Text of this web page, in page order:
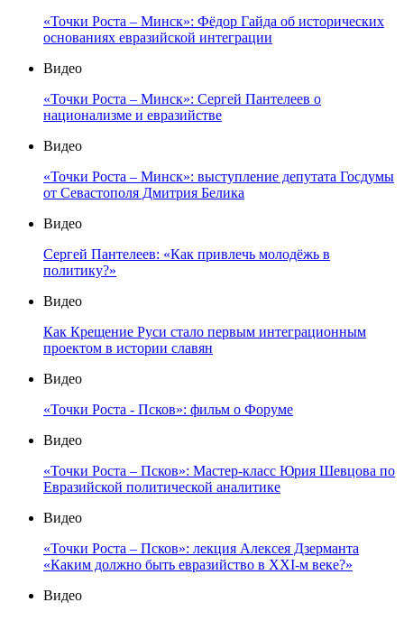
«Точки Роста – Минск»: Фёдор Гайда об исторических
основаниях евразийской интеграции
Видео
«Точки Роста – Минск»: Сергей Пантелеев о
национализме и евразийстве
Видео
«Точки Роста – Минск»: выступление депутата Госдумы
от Севастополя Дмитрия Белика
Видео
Сергей Пантелеев: «Как привлечь молодёжь в
политику?»
Видео
Как Крещение Руси стало первым интеграционным
проектом в истории славян
Видео
«Точки Роста - Псков»: фильм о Форуме
Видео
«Точки Роста – Псков»: Мастер-класс Юрия Шевцова по
Евразийской политической аналитике
Видео
«Точки Роста – Псков»: лекция Алексея Дзерманта
«Каким должно быть евразийство в XXI-м веке?»
Видео